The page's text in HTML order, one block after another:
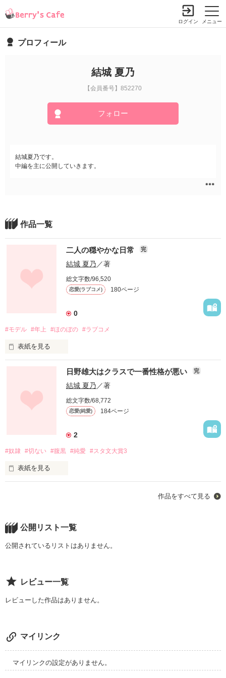
メニュー
ログイン
プロフィール
結城 夏乃
【会員番号】852270
フォロー
結城夏乃です。
中編を主に公開していきます。
作品一覧
二人の穏やかな日常 完
結城 夏乃 ／著
総文字数/96,520
恋愛(ラブコメ) 180ページ
0
#モデル #年上 #ほのぼの #ラブコメ
表紙を見る
恋愛意欲０な二人が
どうにかこうにかして
作品を読む
日野雄大はクラスで一番性格が悪い 完
結城 夏乃 ／著
総文字数/68,772
恋愛(純愛) 184ページ
2
#奴隷 #切ない #腹黒 #純愛 #スタ文大賞3
表紙を見る
「俺ちゃんと居なくなるから。……ごめん」
作品をすべて見る
公開リスト一覧
公開されているリストはありません。
レビュー一覧
レビューした作品はありません。
マイリンク
マイリンクの設定がありません。